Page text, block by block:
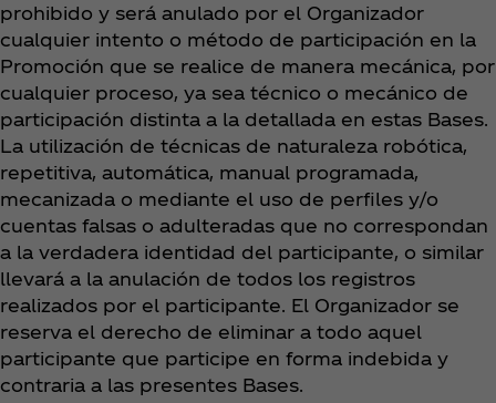
prohibido y será anulado por el Organizador
cualquier intento o método de participación en la
Promoción que se realice de manera mecánica, por
cualquier proceso, ya sea técnico o mecánico de
participación distinta a la detallada en estas Bases.
La utilización de técnicas de naturaleza robótica,
repetitiva, automática, manual programada,
mecanizada o mediante el uso de perfiles y/o
cuentas falsas o adulteradas que no correspondan
a la verdadera identidad del participante, o similar
llevará a la anulación de todos los registros
realizados por el participante. El Organizador se
reserva el derecho de eliminar a todo aquel
participante que participe en forma indebida y
contraria a las presentes Bases.